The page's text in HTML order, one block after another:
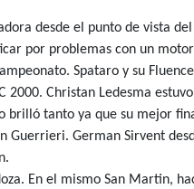
desde el punto de vista
por problemas con un
Spataro y su
2000. Christan Ledesma
brilló tanto ya que su mejor
Guerrieri. German Sirvent
En el mismo San Martin,